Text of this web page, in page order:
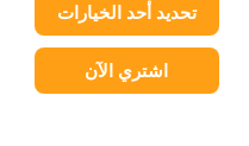
تحديد أحد الخياراتالمنتج
اشتري الآن